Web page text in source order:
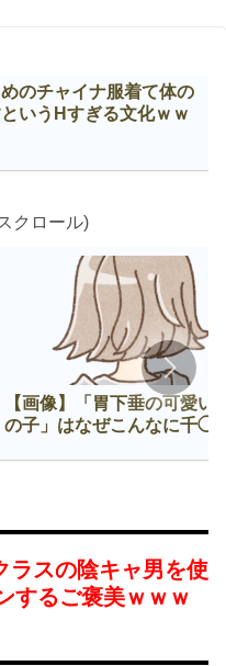
めのチャイナ服着て体の
いうНすぎる文化ｗｗ
クロール)
【画像】「胃下垂の可愛い
の子」はなぜこんなに千◯
ラスの陰キャ男を使
するご褒美ｗｗｗ